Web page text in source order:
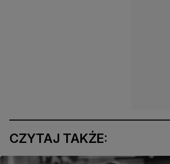
CZYTAJ TAKŻE: